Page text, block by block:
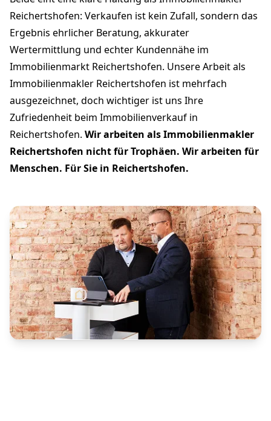
Reichertshofen: Verkaufen ist kein Zufall, sondern das
Ergebnis ehrlicher Beratung, akkurater
Wertermittlung und echter Kundennähe im
Immobilienmarkt Reichertshofen. Unsere Arbeit als
Immobilienmakler Reichertshofen ist mehrfach
ausgezeichnet, doch wichtiger ist uns Ihre
Zufriedenheit beim Immobilienverkauf in
Reichertshofen. Wir arbeiten als Immobilienmakler
Reichertshofen nicht für Trophäen. Wir arbeiten für
Menschen. Für Sie in Reichertshofen.